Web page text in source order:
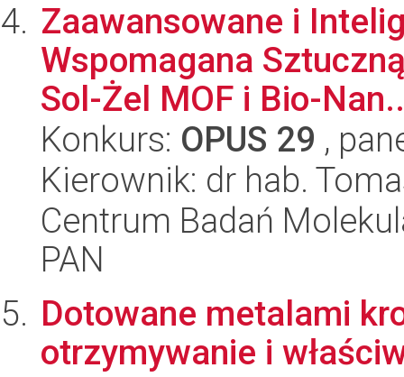
Zaawansowane i
Wspomagana
Sol-Żel MOF i Bio-
Konkurs: OPUS 29 ,
Kierownik: dr hab.
Centrum Badań
PAN
Dotowane metalami
otrzymywanie i